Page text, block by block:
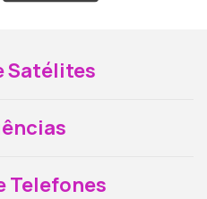
Satélites
Telefones